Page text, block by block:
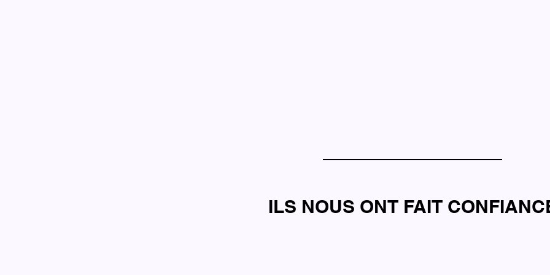
ILS NOUS ONT FAIT